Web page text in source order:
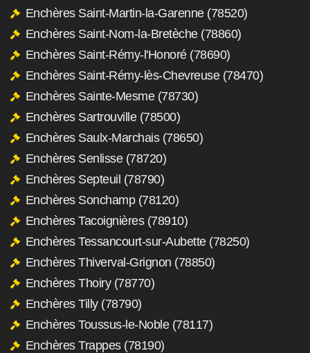
Enchères Saint-Martin-la-Garenne (78520)
Enchères Saint-Nom-la-Bretèche (78860)
Enchères Saint-Rémy-l'Honoré (78690)
Enchères Saint-Rémy-lès-Chevreuse (78470)
Enchères Sainte-Mesme (78730)
Enchères Sartrouville (78500)
Enchères Saulx-Marchais (78650)
Enchères Senlisse (78720)
Enchères Septeuil (78790)
Enchères Sonchamp (78120)
Enchères Tacoignières (78910)
Enchères Tessancourt-sur-Aubette (78250)
Enchères Thiverval-Grignon (78850)
Enchères Thoiry (78770)
Enchères Tilly (78790)
Enchères Toussus-le-Noble (78117)
Enchères Trappes (78190)